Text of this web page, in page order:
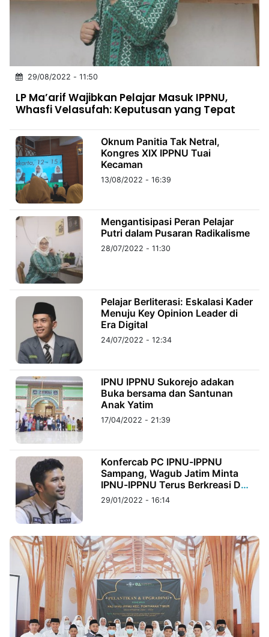
INDONESIA
NTB
Time
IDN
Jogja
Rakyat
News
Notice
Baru
Follow
Kabarbaru
Kabarbaru.co
Kabarbaru
Media
Holding
29/08/2022 - 11:50
LP Ma’arif Wajibkan Pelajar Masuk IPPNU,
Whasfi Velasufah: Keputusan yang Tepat
Oknum Panitia Tak Netral,
Kongres XIX IPPNU Tuai
Kecaman
13/08/2022 - 16:39
Mengantisipasi Peran Pelajar
Putri dalam Pusaran Radikalisme
28/07/2022 - 11:30
Pelajar Berliterasi: Eskalasi Kader
Menuju Key Opinion Leader di
Era Digital
24/07/2022 - 12:34
IPNU IPPNU Sukorejo adakan
Buka bersama dan Santunan
Anak Yatim
17/04/2022 - 21:39
Konfercab PC IPNU-IPPNU
Sampang, Wagub Jatim Minta
IPNU-IPPNU Terus Berkreasi Dan
Berinovasi
29/01/2022 - 16:14